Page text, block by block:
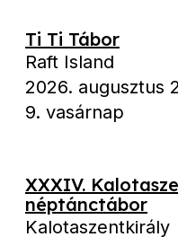
Ti Ti Tábor
Raft Island
2026. augusztus
9. vasárnap
XXXIV.
néptánctábor
Kalotaszentkirály